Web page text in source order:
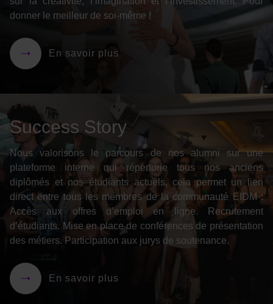
donner le meilleur de soi-même !
En savoir plus
Success Story
Nous valorisons le parcours de nos alumni sur une
plateforme interne qui répertorie tous nos anciens
diplômés et nos étudiants actuels, cela permet un lien
direct entre tous les membres de la communauté EIDM :
Accès aux offres d’emploi en ligne. Recrutement
d’étudiants. Mise en place de conférences de présentation
des métiers. Participation aux jurys de soutenance.
En savoir plus